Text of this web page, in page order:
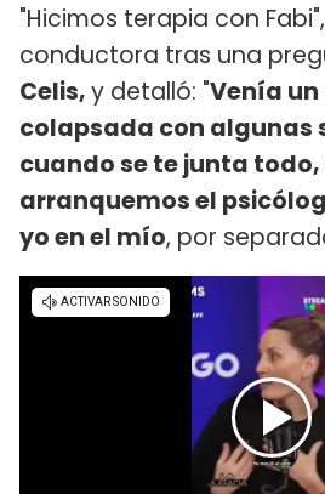
"Hicimos terapia con
conductora tras una
Celis,y detalló: "Venía un
colapsada con algunas
cuando se te junta todo,
arranquemos el
yo en el mío, por